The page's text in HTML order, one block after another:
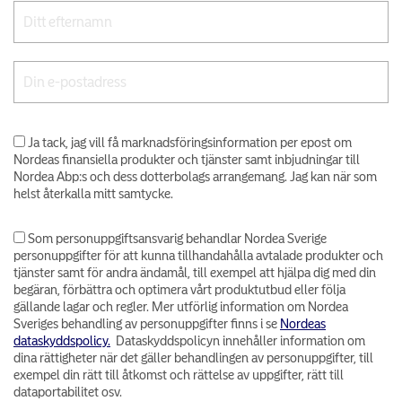
Ja tack, jag vill få marknadsföringsinformation per epost om
Nordeas finansiella produkter och tjänster samt inbjudningar till
Nordea Abp:s och dess dotterbolags arrangemang. Jag kan när som
helst återkalla mitt samtycke.
Som personuppgiftsansvarig behandlar Nordea Sverige
personuppgifter för att kunna tillhandahålla avtalade produkter och
tjänster samt för andra ändamål, till exempel att hjälpa dig med din
begäran, förbättra och optimera vårt produktutbud eller följa
gällande lagar och regler. Mer utförlig information om Nordea
Sveriges behandling av personuppgifter finns i se Nordeas
dataskyddspolicy. Dataskyddspolicyn innehåller information om
dina rättigheter när det gäller behandlingen av personuppgifter, till
exempel din rätt till åtkomst och rättelse av uppgifter, rätt till
dataportabilitet osv.